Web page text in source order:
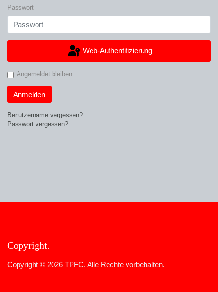
Passwort
Web-Authentifizierung
Angemeldet bleiben
Anmelden
Benutzername vergessen?
Passwort vergessen?
Copyright
Copyright © 2026 TPFC. Alle Rechte vorbehalten.